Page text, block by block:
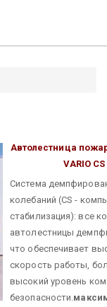
Автолестница
VARIO CS
Система
колебаний (CS -
стабилизация): все
автолестницы
что обеспечивает
скорость работы,
высокий уровень
безопасности.